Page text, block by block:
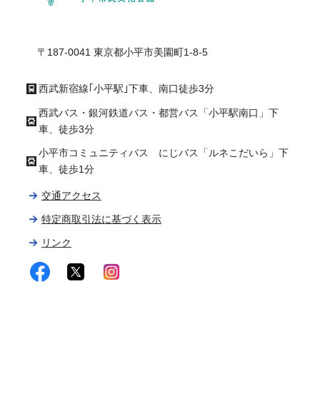
〒187-0041 東京都小平市美園町1-8-5
西武新宿線｢小平駅｣下車、南口徒歩3分
西武バス・銀河鉄道バス・都営バス「小平駅南口」下
車、徒歩3分
小平市コミュニティバス にじバス「ルネこだいら」下
車、徒歩1分
交通アクセス
特定商取引法に基づく表示
リンク
facebooktwitter